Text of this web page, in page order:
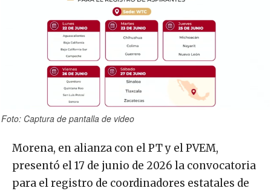
Foto: Captura de pantalla de video
Morena, en alianza con el PT y el PVEM,
presentó el 17 de junio de 2026 la convocatoria
para el registro de coordinadores estatales de